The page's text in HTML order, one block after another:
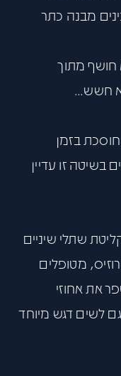
מבנה כתר
מתוך
חשש…
בזמן
זו עדיין
שתלי שיניים
מטופלים
את אחוזי
לשים דגש מיוחד